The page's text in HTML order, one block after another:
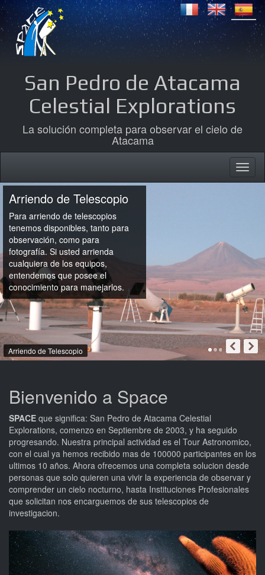
San Pedro de Atacama
Celestial Explorations
La solución completa para observar el cielo de
Atacama
Arriendo de Telescopio
Para arriendo de telescopios
tenemos disponibles, tanto para
observación, como para
fotografía. Si usted arrienda
cualquiera de los equipos,
entendemos que posee el
conocimiento para manejarlos.
Arriendo de Telescopio
Bienvenido a Space
SPACE que significa: San Pedro de Atacama Celestial
Explorations, comenzo en Septiembre de 2003, y ha seguido
progresando. Nuestra principal actividad es el Tour Astronomico,
con el cual ya hemos recibido mas de 100000 participantes en los
ultimos 10 años. Ahora ofrecemos una completa solucion desde
personas que solo quieren una vivir la experiencia de observar y
comprender un cielo nocturno, hasta Instituciones Profesionales
que solicitan nos encarguemos de sus telescopios de
investigacion.